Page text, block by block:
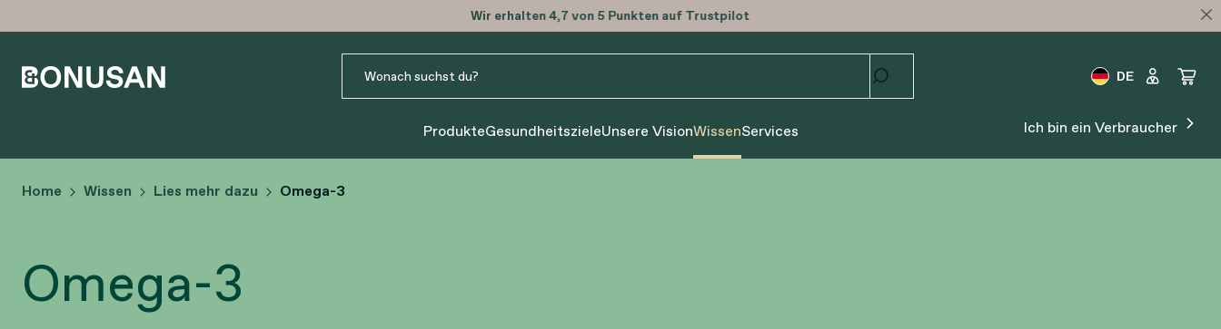
Wir erhalten 4,7 von 5 Punkten auf Trustpilot
DE
ProdukteGesundheitszieleUnsere VisionWissenServices Ich bin ein Verbraucher
Home Wissen Lies mehr dazu Omega-3
Omega-3